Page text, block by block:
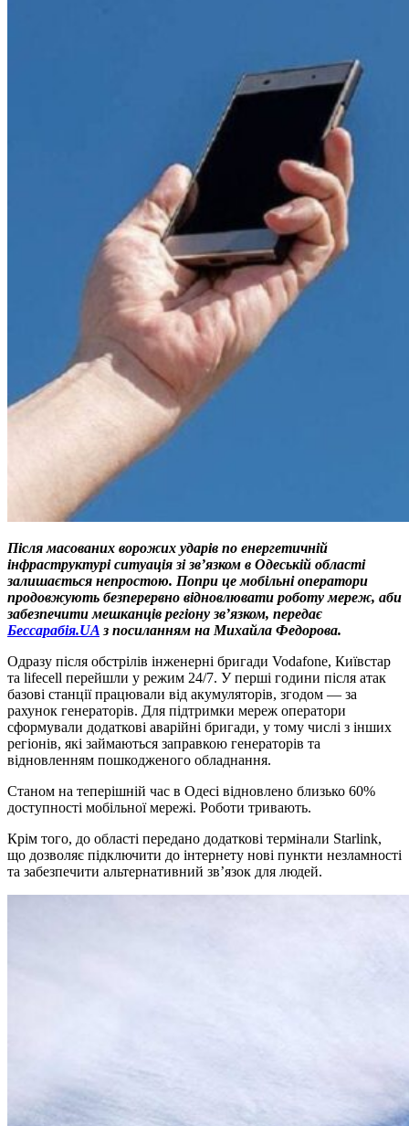
Після масованих ворожих ударів по енергетичній
інфраструктурі ситуація зі зв’язком в Одеській області
залишається непростою. Попри це мобільні оператори
продовжують безперервно відновлювати роботу мереж, аби
забезпечити мешканців регіону зв’язком, передає
Бессарабія.UA з посиланням на Михайла Федорова.
Одразу після обстрілів інженерні бригади Vodafone, Київстар
та lifecell перейшли у режим 24/7. У перші години після атак
базові станції працювали від акумуляторів, згодом — за
рахунок генераторів. Для підтримки мереж оператори
сформували додаткові аварійні бригади, у тому числі з інших
регіонів, які займаються заправкою генераторів та
відновленням пошкодженого обладнання.
Станом на теперішній час в Одесі відновлено близько 60%
доступності мобільної мережі. Роботи тривають.
Крім того, до області передано додаткові термінали Starlink,
що дозволяє підключити до інтернету нові пункти незламності
та забезпечити альтернативний зв’язок для людей.